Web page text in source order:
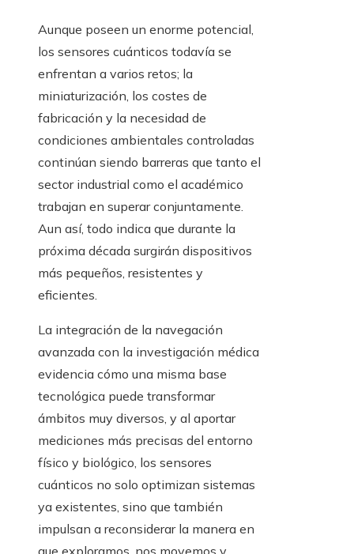
Aunque poseen un enorme potencial,
los sensores cuánticos todavía se
enfrentan a varios retos; la
miniaturización, los costes de
fabricación y la necesidad de
condiciones ambientales controladas
continúan siendo barreras que tanto el
sector industrial como el académico
trabajan en superar conjuntamente.
Aun así, todo indica que durante la
próxima década surgirán dispositivos
más pequeños, resistentes y
eficientes.
La integración de la navegación
avanzada con la investigación médica
evidencia cómo una misma base
tecnológica puede transformar
ámbitos muy diversos, y al aportar
mediciones más precisas del entorno
físico y biológico, los sensores
cuánticos no solo optimizan sistemas
ya existentes, sino que también
impulsan a reconsiderar la manera en